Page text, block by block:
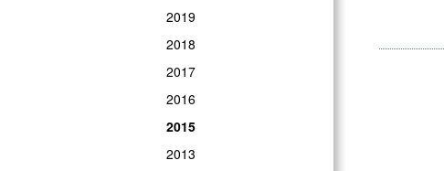
2019
2018
2017
2016
2015
2013